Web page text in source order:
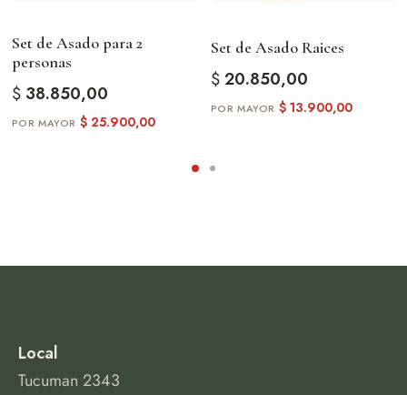
Set de Asado para 2
personas
$38.850,00
$25.900,00
Set de Asado Raices
$20.850,00
$13.900,00
Local
Tucuman 2343